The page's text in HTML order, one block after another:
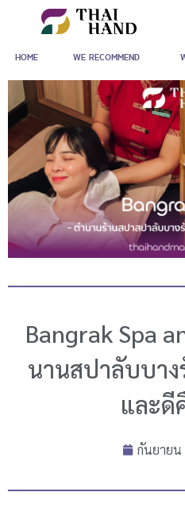
content
HOME WE RECOMMEND
Bangrak Spa
นานสปาลับบาง
และ
กันยายน